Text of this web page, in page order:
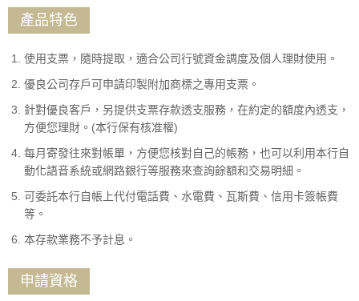
產品特色
使用支票，隨時提取，適合公司行號資金調度及個人理財使用。
優良公司存戶可申請印製附加商標之專用支票。
針對優良客戶，另提供支票存款透支服務，在約定的額度內透支，
方便您理財。(本行保有核准權)
每月寄發往來對帳單，方便您核對自己的帳務，也可以利用本行自
動化語音系統或網路銀行等服務來查詢餘額和交易明細。
可委託本行自帳上代付電話費、水電費、瓦斯費、信用卡簽帳費
等。
本存款業務不予計息。
申請資格